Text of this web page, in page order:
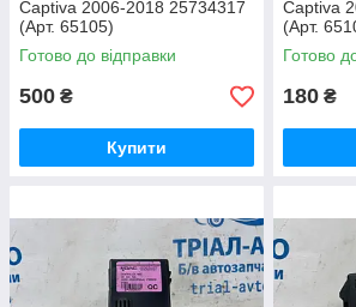
Captiva 2006-2018 25734317
(Арт. 65105)
Готово до відправки
500 ₴
Купити
Captiva
(Арт.
Готово
180 ₴